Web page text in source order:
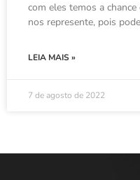
com eles temos a
nos represente, pois
LEIA MAIS »
7 de agosto de 2022